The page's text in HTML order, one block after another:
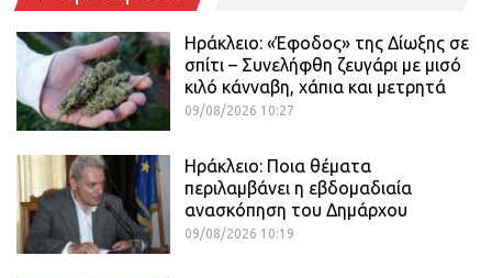
Ηράκλειο: «Έφοδος» της Δίωξης σε
σπίτι – Συνελήφθη ζευγάρι με μισό
κιλό κάνναβη, χάπια και μετρητά
09/08/2026 10:27
Ηράκλειο: Ποια θέματα
περιλαμβάνει η εβδομαδιαία
ανασκόπηση του Δημάρχου
09/08/2026 10:19